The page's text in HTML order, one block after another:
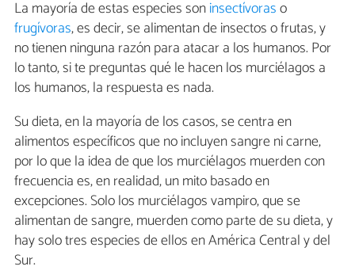
La mayoría de estas especies soninsectívoraso
frugívoras, es decir, se alimentan de insectos o frutas, y
no tienen ninguna razón para atacar a los humanos. Por
lo tanto, si te preguntas qué le hacen los murciélagos a
los humanos, la respuesta es nada.
Su dieta, en la mayoría de los casos, se centra en
alimentos específicos que no incluyen sangre ni carne,
por lo que la idea de que los murciélagos muerden con
frecuencia es, en realidad, un mito basado en
excepciones. Solo los murciélagos vampiro, que se
alimentan de sangre, muerden como parte de su dieta, y
hay solo tres especies de ellos en América Central y del
Sur.